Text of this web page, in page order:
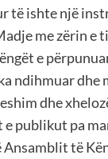
të ishte një
me zërin e
e
ndihmuar dhe
dhe
publikut pa
të